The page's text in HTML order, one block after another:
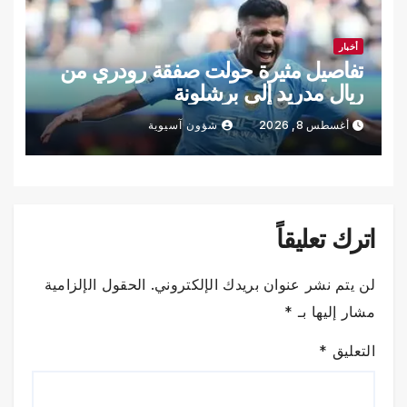
أخبار
تفاصيل مثيرة حولت صفقة رودري من
ريال مدريد إلى برشلونة
أغسطس 8, 2026 شؤون آسيوية
اترك تعليقاً
لن يتم نشر عنوان بريدك الإلكتروني. الحقول الإلزامية
مشار إليها بـ *
التعليق *